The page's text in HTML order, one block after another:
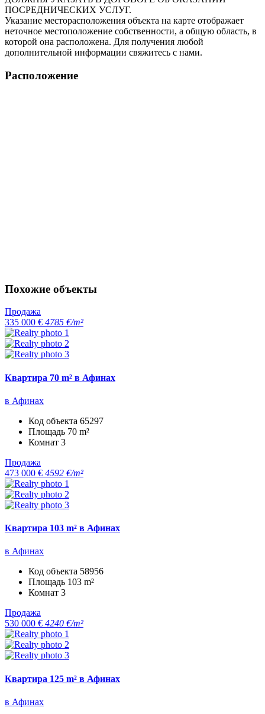
ПОСРЕДНИЧЕСКИХ УСЛУГ.
Указание месторасположения объекта на карте отображает
неточное местоположение собственности, а общую область, в
которой она расположена. Для получения любой
дополнительной информации свяжитесь с нами.
Расположение
Похожие объекты
Продажа
335 000 € 4785 €/m²
Квартира 70 m² в Афинах
в Афинах
Код объекта 65297
Площадь 70 m²
Комнат 3
Продажа
473 000 € 4592 €/m²
Квартира 103 m² в Афинах
в Афинах
Код объекта 58956
Площадь 103 m²
Комнат 3
Продажа
530 000 € 4240 €/m²
Квартира 125 m² в Афинах
в Афинах